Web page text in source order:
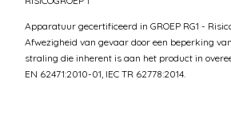
Apparatuur gecertificeerd in GROEP RG1 -
Afwezigheid van gevaar door een beperking
straling die inherent is aan het product in
EN 62471:2010-01, IEC TR 62778:2014.